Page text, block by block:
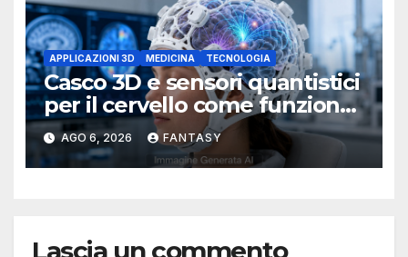
APPLICAZIONI 3D MEDICINA TECNOLOGIA
Casco 3D e sensori quantistici
per il cervello come funziona
l’OPM-MEG
AGO 6, 2026 FANTASY
Lascia un commento